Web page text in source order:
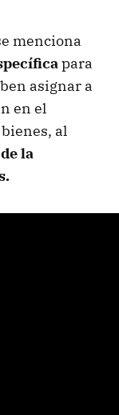
menciona
para
asignar a
en el
al
la